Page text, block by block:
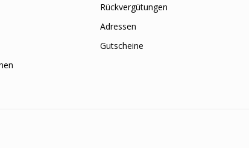
Rückvergütungen
Adressen
Gutscheine